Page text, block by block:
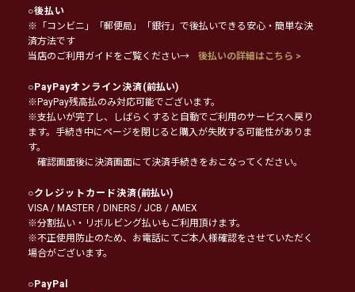
○後払い
※「コンビニ」「郵便局」「銀行」で後払いできる安心・簡単な決
済方法です
当店のご利用ガイドをご覧ください→
後払いの詳細はこちら >
○PayPayオンライン決済(前払い)
※PayPay残高払のみ対応可能でございます。
※支払いが完了し、しばらくすると自動でご利用のサービスへ戻り
ます。手続き中にページを閉じると購入が失敗する可能性がありま
す。
確認画面後に決済画面にて決済手続きをおこなってください。
○クレジットカード決済(前払い)
VISA / MASTER / DINERS / JCB / AMEX
※分割払い・リボルビング払いもご利用頂けます。
※不正使用防止のため、お電話にてご本人様確認をさせていただく
場合がございます。
○PayPal